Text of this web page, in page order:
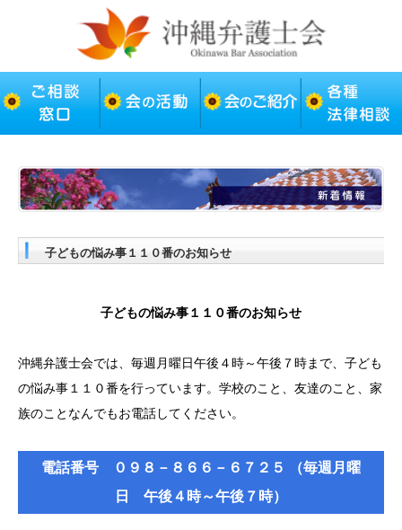
子どもの悩み事１１０番のお知らせ
子どもの悩み事１１０番のお知らせ
沖縄弁護士会では、毎週月曜日午後４時～午後７時まで、子ども
の悩み事１１０番を行っています。学校のこと、友達のこと、家
族のことなんでもお電話してください。
電話番号 ０９８－８６６－６７２５ （毎週月曜
日 午後４時～午後７時）